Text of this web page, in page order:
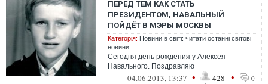
ПЕРЕД ТЕМ КАК СТАТЬ
ПРЕЗИДЕНТОМ, НАВАЛЬНЫЙ
ПОЙДЁТ В МЭРЫ МОСКВЫ
Категорія: Новини в світі: читати останні світові
новини
Сегодня день рождения у Алексея
Навального. Поздравляю
04.06.2013, 13:37 • 428 • 0